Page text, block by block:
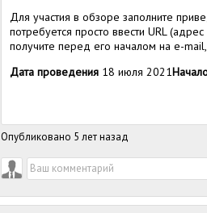
Для участия в обзоре заполните
потребуется просто ввести URL
получите перед его началом на e-mail,
Дата проведения18 июля 2021
Опубликовано 5 лет назад